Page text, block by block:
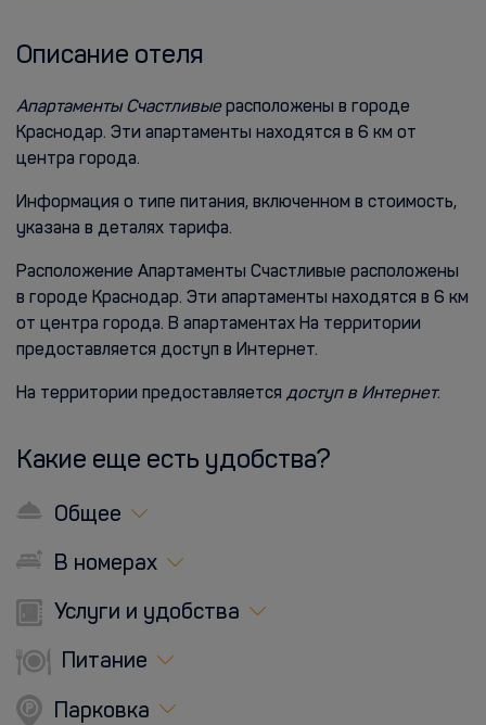
Описание отеля
Апартаменты Счастливыерасположены в городе
Краснодар. Эти апартаменты находятся в 6 км от
центра города.
Информация о типе питания, включенном в стоимость,
указана в деталях тарифа.
Расположение Апартаменты Счастливые расположены
в городе Краснодар. Эти апартаменты находятся в 6 км
от центра города. В апартаментах На территории
предоставляется доступ в Интернет.
На территории предоставляется доступ в Интернет.
Какие еще есть удобства?
Общее
В номерах
Услуги и удобства
Питание
Парковка